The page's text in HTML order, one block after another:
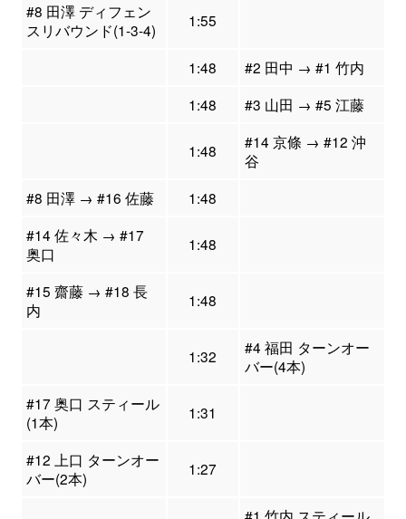
#8 田澤 ディフェン
スリバウンド(1-3-4)
1:55
1:48
#2 田中 → #1 竹内
1:48
#3 山田 → #5 江藤
1:48
#14 京條 → #12 沖
谷
#8 田澤 → #16 佐藤
1:48
#14 佐々木 → #17
奥口
1:48
#15 齋藤 → #18 長
内
1:48
1:32
#4 福田 ターンオー
バー(4本)
#17 奥口 スティール
(1本)
1:31
#12 上口 ターンオー
バー(2本)
1:27